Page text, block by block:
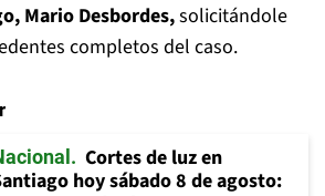
Mario Desbordes,solicitándole
completos del caso.
Cortes de luz en
hoy sábado 8 de agosto: